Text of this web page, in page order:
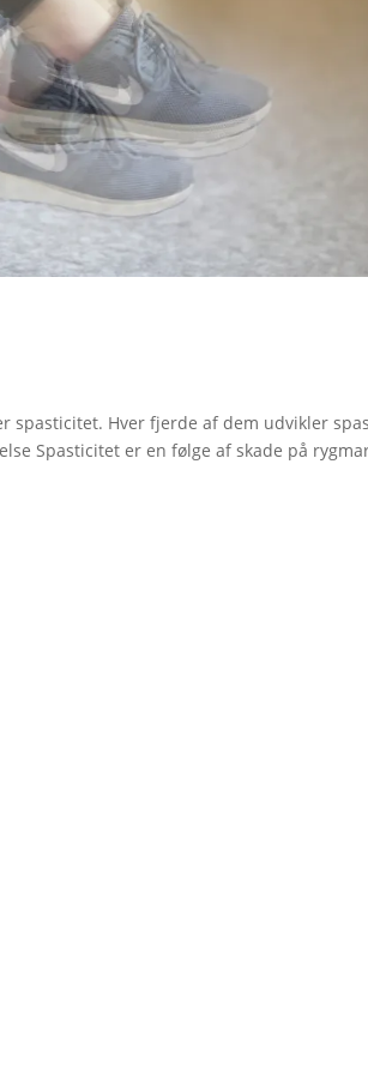
spasticitet. Hver fjerde af dem udvikler
Spasticitet er en følge af skade på